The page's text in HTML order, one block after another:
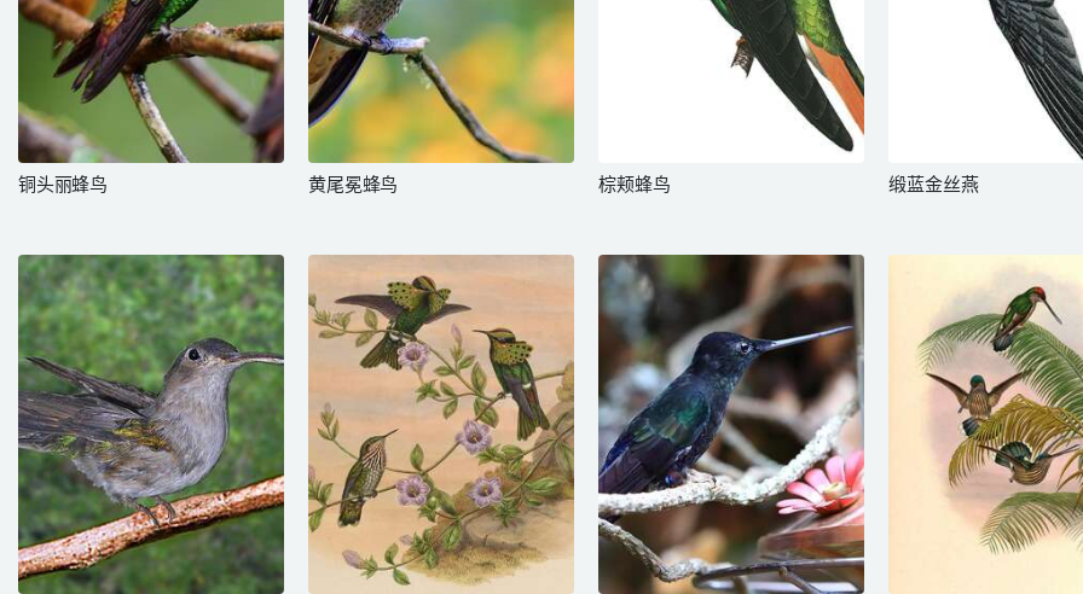
铜头丽蜂鸟 黄尾冕蜂鸟 棕颊蜂鸟 缎蓝金丝燕